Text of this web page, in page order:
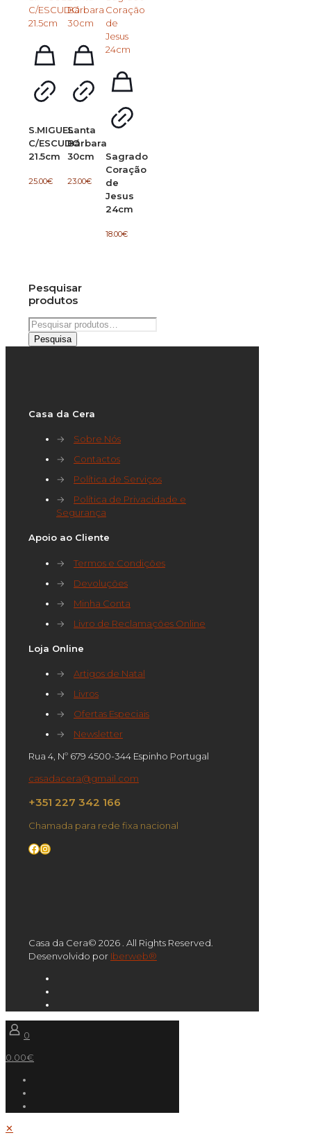
S.MIGUEL
C/ESCUDO
21.5cm
25.00€
Santa
Bárbara
30cm
23.00€
Sagrado
Coração
de
Jesus
24cm
18.00€
Pesquisar
produtos
Pesquisar
por:
Pesquisa
Casa da Cera
→
Sobre Nós
→
Contactos
→
Política de Serviços
→
Política de Privacidade e
Segurança
Apoio ao Cliente
→
Termos e Condições
→
Devoluções
→
Minha Conta
→
Livro de Reclamações Online
Loja Online
→
Artigos de Natal
→
Livros
→
Ofertas Especiais
→
Newsletter
Rua 4, Nº 679 4500-344 Espinho Portugal
casadacera@gmail.com
+351 227 342 166
Chamada para rede fixa nacional
Facebook
Instagram
Casa da Cera© 2026 . All Rights Reserved.
Desenvolvido por Iberweb®
0
0.00€
✕